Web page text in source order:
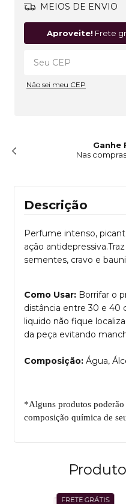
MEIOS DE ENVIO
Aproveite! Frete
Não sei meu CEP
Ganhe
Nas
Descrição
Perfume intenso,
ação
sementes, cravo e
Como Usar: Borrifar o
distância entre 30 e 40
liquido não fique
da peça evitando
Composição: Água,
*Alguns produtos
composição química de
FRETE GRÁTIS